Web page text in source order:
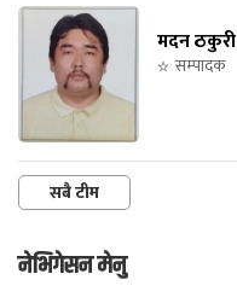
मदन ठकुरी
सम्पादक
सबै टीम
नेभिगेसन मेनु